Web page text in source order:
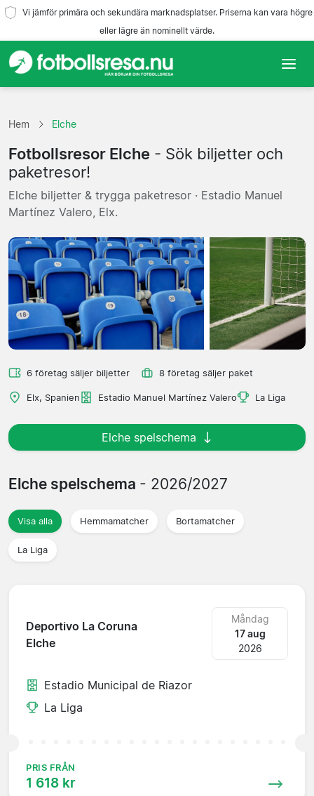
Vi jämför primära och sekundära marknadsplatser. Priserna kan vara högre
eller lägre än nominellt värde.
Lag
Ligor
Resebyråer
Hem Elche
Fotbollsresor Elche - Sök biljetter och
paketresor!
Elche biljetter & trygga paketresor · Estadio Manuel
Martínez Valero, Elx.
6 företag säljer biljetter 8 företag säljer paket
Elx, Spanien Estadio Manuel Martínez Valero La Liga
Elche spelschema
Elche spelschema - 2026/2027
Visa alla Hemmamatcher Bortamatcher
La Liga
Deportivo La Coruna
Elche
Måndag
17 aug
2026
Estadio Municipal de Riazor
La Liga
PRIS FRÅN
1 618 kr